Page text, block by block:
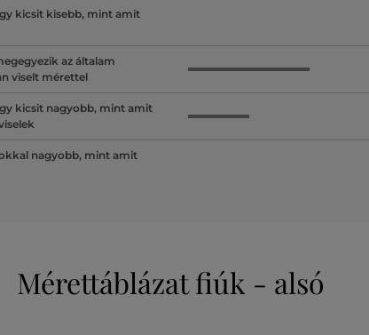
kicsit kisebb, mint amit
az általam
viselt mérettel
kicsit nagyobb, mint amit
nagyobb, mint amit
Mérettáblázat fiúk - alsó